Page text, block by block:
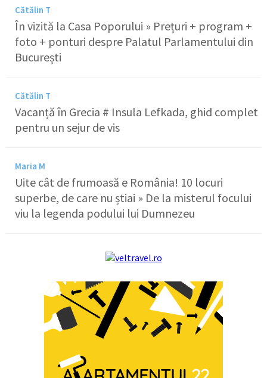
Cătălin T
În vizită la Casa Poporului » Prețuri + program +
foto + ponturi despre Palatul Parlamentului din
București
Cătălin T
Vacanță în Grecia # Insula Lefkada, ghid complet
pentru un sejur de vis
Maria M
Uite cât de frumoasă e România! 10 locuri
superbe, de care nu știai » De la misterul focului
viu la legenda podului lui Dumnezeu